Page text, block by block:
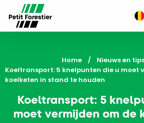
Home
Nieuws en
Current:
Koeltransport: 5 knelpunten die u moet
koelketen in stand te houden
Koeltransport: 5
moet vermijden om de